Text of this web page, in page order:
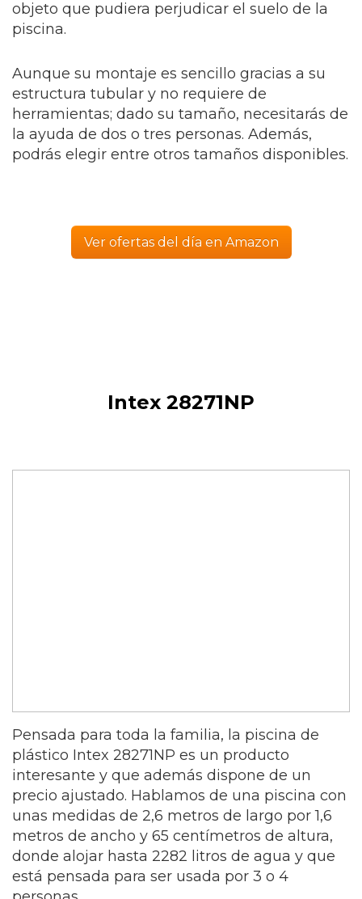
objeto que pudiera perjudicar el suelo de la
piscina.
Aunque su montaje es sencillo gracias a su
estructura tubular y no requiere de
herramientas; dado su tamaño, necesitarás de
la ayuda de dos o tres personas. Además,
podrás elegir entre otros tamaños disponibles.
Ver ofertas del día en Amazon
Intex 28271NP
Pensada para toda la familia, la piscina de
plástico Intex 28271NP es un producto
interesante y que además dispone de un
precio ajustado. Hablamos de una piscina con
unas medidas de 2,6 metros de largo por 1,6
metros de ancho y 65 centímetros de altura,
donde alojar hasta 2282 litros de agua y que
está pensada para ser usada por 3 o 4